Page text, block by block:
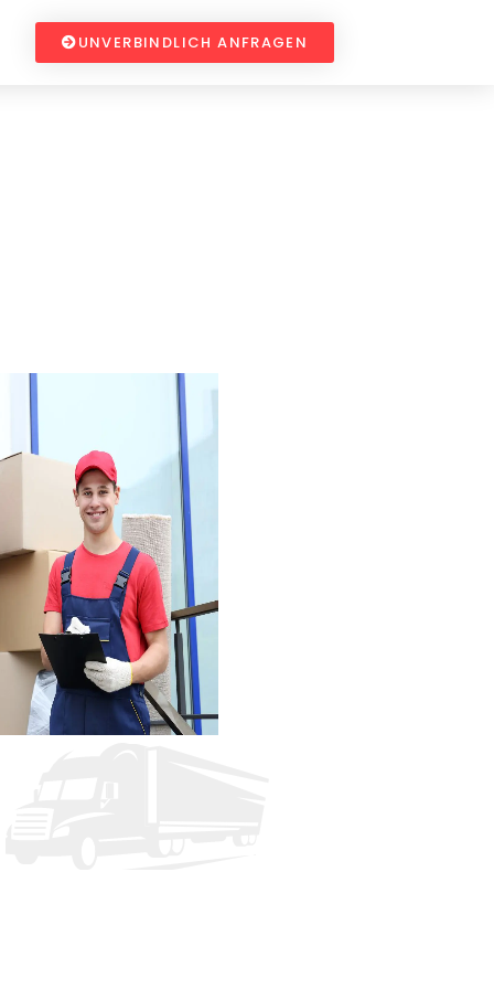
UNVERBINDLICH ANFRAGEN